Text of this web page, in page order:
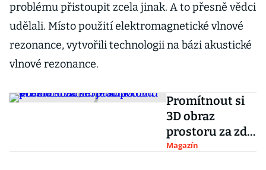
problému přistoupit zcela jinak. A to přesně vědci
udělali. Místo použití elektromagnetické vlnové
rezonance, vytvořili technologii na bázi akustické
vlnové rezonance.
Promítnout si
3D obraz
prostoru za zdí
je kupodivu
Magazín